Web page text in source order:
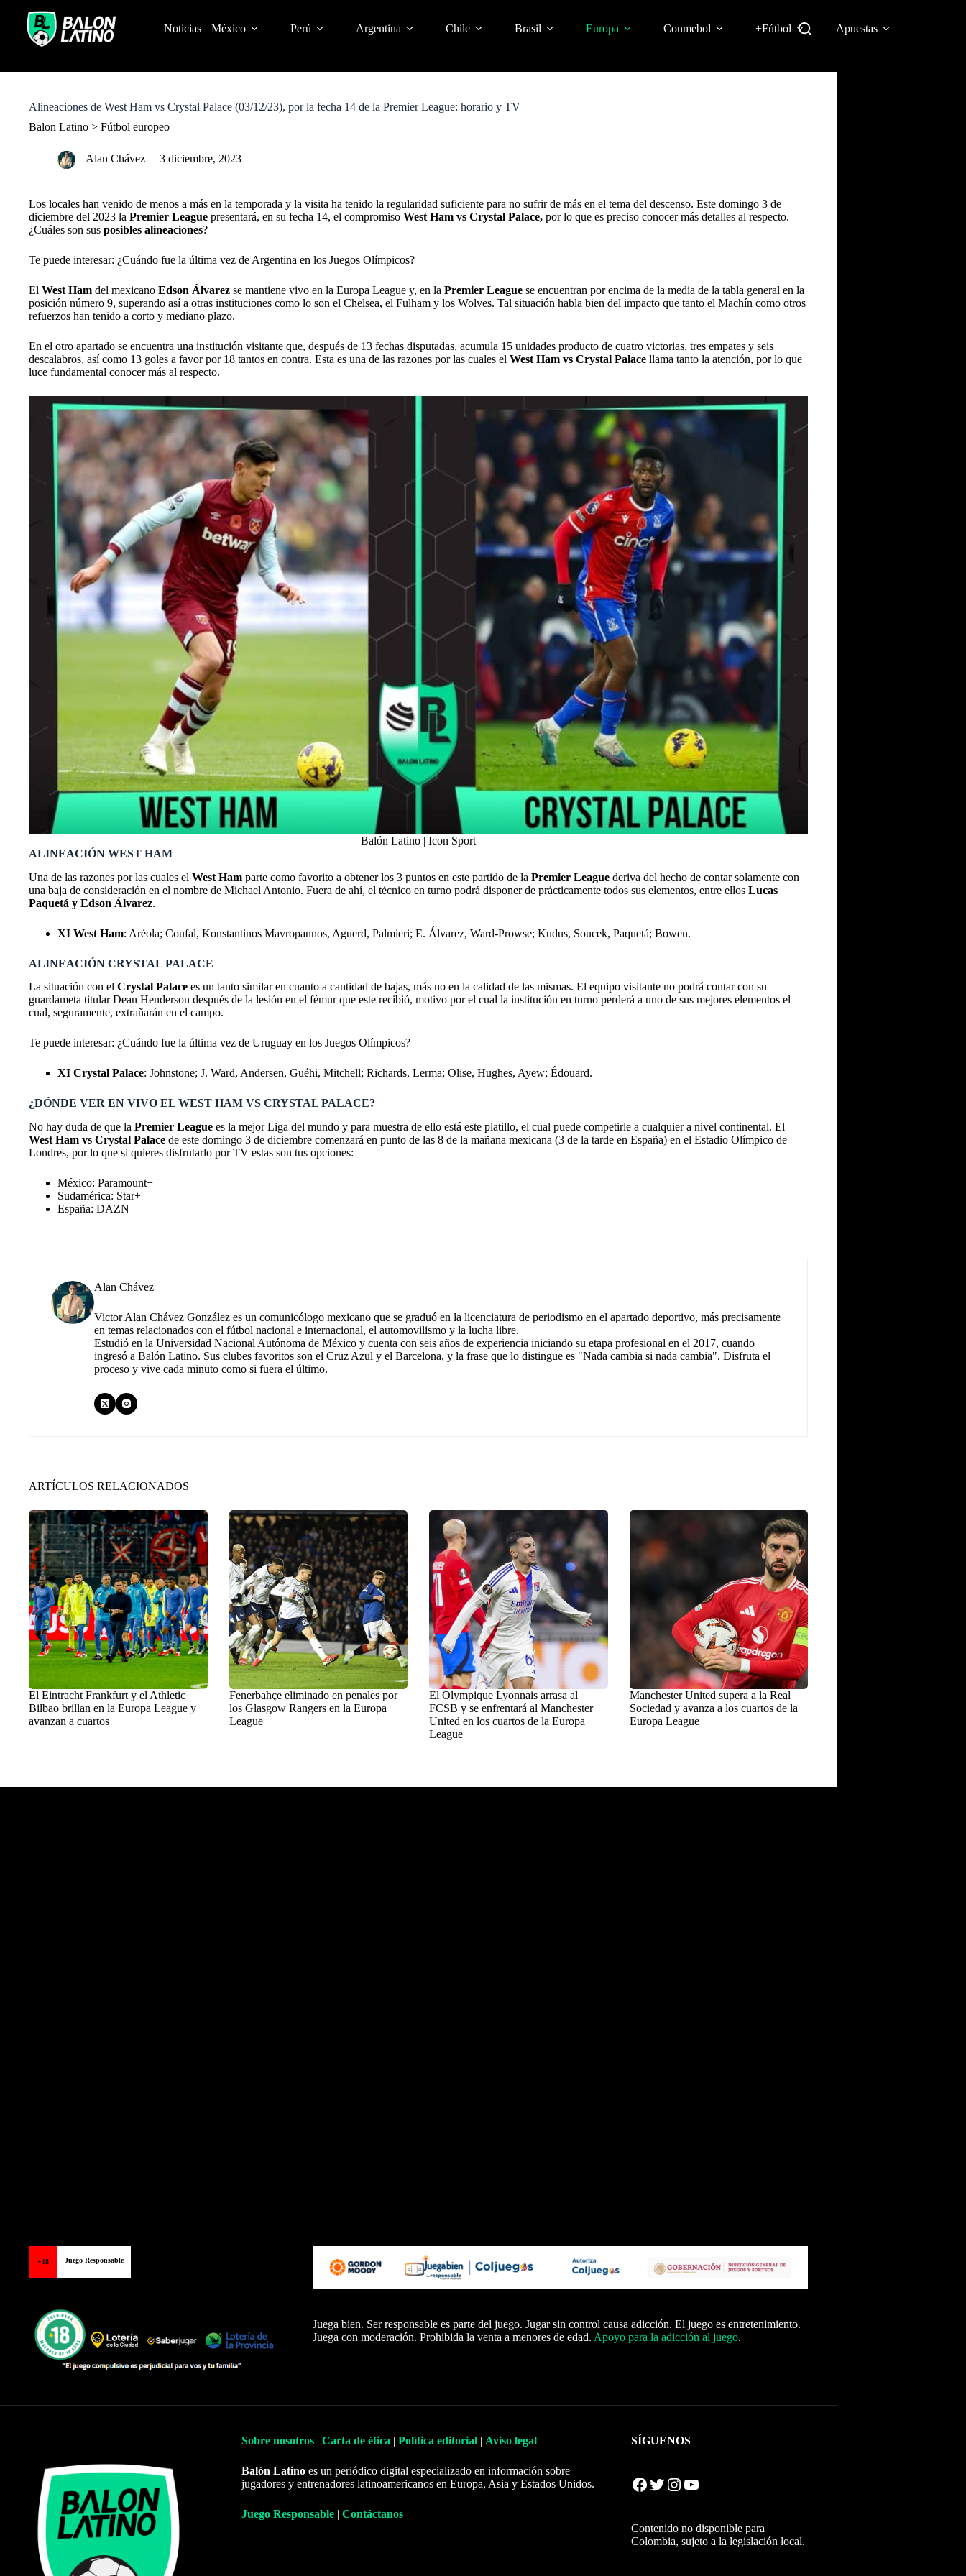
o
Noticias México Perú Argentina Chile Brasil Europa Conmebol +Fútbol Apuestas
Alineaciones de West Ham vs Crystal Palace (03/12/23), por la fecha 14 de la Premier League: horario y TV
Balon Latino > Fútbol europeo
Alan Chávez 3 diciembre, 2023
Los locales han venido de menos a más en la temporada y la visita ha tenido la regularidad suficiente para no sufrir de más en el tema del descenso. Este domingo 3 de
diciembre del 2023 la Premier League presentará, en su fecha 14, el compromiso West Ham vs Crystal Palace, por lo que es preciso conocer más detalles al respecto.
¿Cuáles son sus posibles alineaciones?
Te puede interesar: ¿Cuándo fue la última vez de Argentina en los Juegos Olímpicos?
El West Ham del mexicano Edson Álvarez se mantiene vivo en la Europa League y, en la Premier League se encuentran por encima de la media de la tabla general en la
posición número 9, superando así a otras instituciones como lo son el Chelsea, el Fulham y los Wolves. Tal situación habla bien del impacto que tanto el Machín como otros
refuerzos han tenido a corto y mediano plazo.
En el otro apartado se encuentra una institución visitante que, después de 13 fechas disputadas, acumula 15 unidades producto de cuatro victorias, tres empates y seis
descalabros, así como 13 goles a favor por 18 tantos en contra. Esta es una de las razones por las cuales el West Ham vs Crystal Palace llama tanto la atención, por lo que
luce fundamental conocer más al respecto.
Balón Latino | Icon Sport
ALINEACIÓN WEST HAM
Una de las razones por las cuales el West Ham parte como favorito a obtener los 3 puntos en este partido de la Premier League deriva del hecho de contar solamente con
una baja de consideración en el nombre de Michael Antonio. Fuera de ahí, el técnico en turno podrá disponer de prácticamente todos sus elementos, entre ellos Lucas
Paquetá y Edson Álvarez.
XI West Ham: Aréola; Coufal, Konstantinos Mavropannos, Aguerd, Palmieri; E. Álvarez, Ward-Prowse; Kudus, Soucek, Paquetá; Bowen.
ALINEACIÓN CRYSTAL PALACE
La situación con el Crystal Palace es un tanto similar en cuanto a cantidad de bajas, más no en la calidad de las mismas. El equipo visitante no podrá contar con su
guardameta titular Dean Henderson después de la lesión en el fémur que este recibió, motivo por el cual la institución en turno perderá a uno de sus mejores elementos el
cual, seguramente, extrañarán en el campo.
Te puede interesar: ¿Cuándo fue la última vez de Uruguay en los Juegos Olímpicos?
XI Crystal Palace: Johnstone; J. Ward, Andersen, Guéhi, Mitchell; Richards, Lerma; Olise, Hughes, Ayew; Édouard.
¿DÓNDE VER EN VIVO EL WEST HAM VS CRYSTAL PALACE?
No hay duda de que la Premier League es la mejor Liga del mundo y para muestra de ello está este platillo, el cual puede competirle a cualquier a nivel continental. El
West Ham vs Crystal Palace de este domingo 3 de diciembre comenzará en punto de las 8 de la mañana mexicana (3 de la tarde en España) en el Estadio Olímpico de
Londres, por lo que si quieres disfrutarlo por TV estas son tus opciones:
México: Paramount+
Sudamérica: Star+
España: DAZN
Alan Chávez
Victor Alan Chávez González es un comunicólogo mexicano que se graduó en la licenciatura de periodismo en el apartado deportivo, más precisamente
en temas relacionados con el fútbol nacional e internacional, el automovilismo y la lucha libre.
Estudió en la Universidad Nacional Autónoma de México y cuenta con seis años de experiencia iniciando su etapa profesional en el 2017, cuando
ingresó a Balón Latino. Sus clubes favoritos son el Cruz Azul y el Barcelona, y la frase que lo distingue es "Nada cambia si nada cambia". Disfruta el
proceso y vive cada minuto como si fuera el último.
ARTÍCULOS RELACIONADOS
El Eintracht Frankfurt y el Athletic
Bilbao brillan en la Europa League y
avanzan a cuartos
Fenerbahçe eliminado en penales por
los Glasgow Rangers en la Europa
League
El Olympique Lyonnais arrasa al
FCSB y se enfrentará al Manchester
United en los cuartos de la Europa
League
Manchester United supera a la Real
Sociedad y avanza a los cuartos de la
Europa League
+18 Juego Responsable
Juega bien. Ser responsable es parte del juego. Jugar sin control causa adicción. El juego es entretenimiento.
Juega con moderación. Prohibida la venta a menores de edad. Apoyo para la adicción al juego.
Sobre nosotros | Carta de ética | Política editorial | Aviso legal
Balón Latino es un periódico digital especializado en información sobre
jugadores y entrenadores latinoamericanos en Europa, Asia y Estados Unidos.
Juego Responsable | Contáctanos
SÍGUENOS
Facebook Twitter Instagram YouTube
Contenido no disponible para
Colombia, sujeto a la legislación local.